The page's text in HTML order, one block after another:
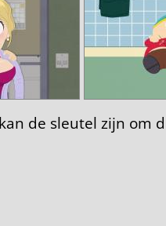
de sleutel zijn om